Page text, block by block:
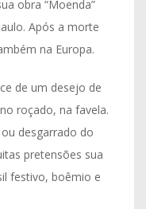
obra “Moenda”
Após a morte
na Europa.
de um desejo de
roçado, na favela.
desgarrado do
pretensões sua
festivo, boêmio e